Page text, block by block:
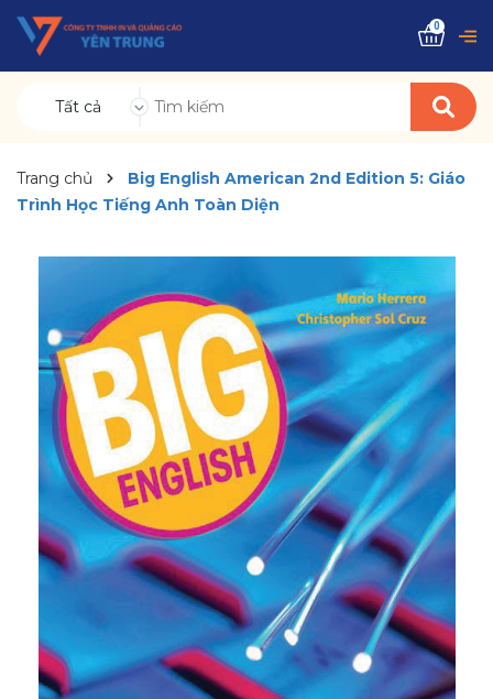
Tất cả
0
Trang chủ
Big English American 2nd Edition 5: Giáo
Trình Học Tiếng Anh Toàn Diện